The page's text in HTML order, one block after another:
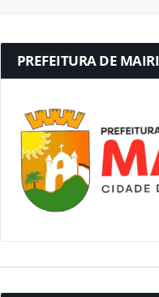
PREFEITURA DE MAIRI